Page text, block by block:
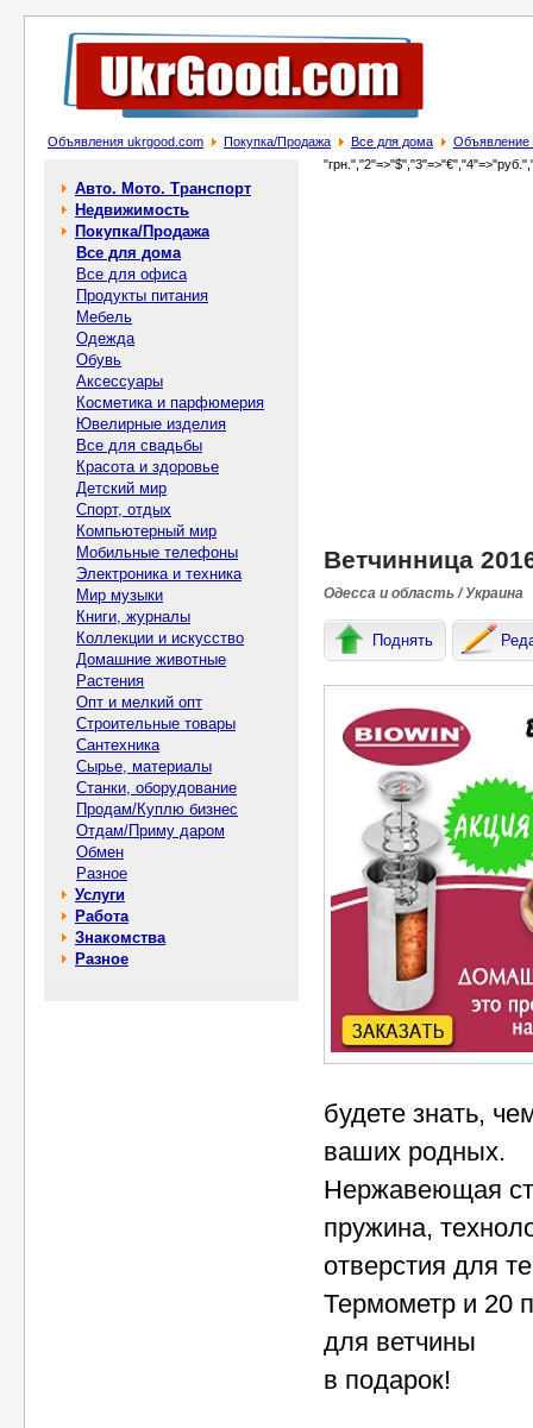
Объявления ukrgood.com Покупка/Продажа Все для дома Объявление
Авто. Мото. Транспорт
Недвижимость
Покупка/Продажа
Все для дома
Все для офиса
Продукты питания
Мебель
Одежда
Обувь
Аксессуары
Косметика и парфюмерия
Ювелирные изделия
Все для свадьбы
Красота и здоровье
Детский мир
Спорт, отдых
Компьютерный мир
Мобильные телефоны
Электроника и техника
Мир музыки
Книги, журналы
Коллекции и искусство
Домашние животные
Растения
Опт и мелкий опт
Строительные товары
Сантехника
Сырье, материалы
Станки, оборудование
Продам/Куплю бизнес
Отдам/Приму даром
Обмен
Разное
Услуги
Работа
Знакомства
Разное
Ветчинница
Одесса и область / Украина
Поднять
будете знать,
ваших родных.
Нержавеющая
пружина,
отверстия для
Термометр и 20
для ветчины
в подарок!